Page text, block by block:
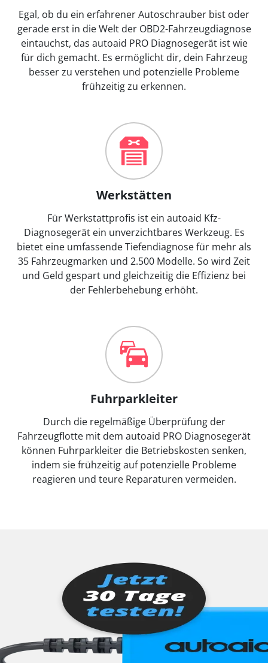
Egal, ob du ein erfahrener Autoschrauber bist oder
gerade erst in die Welt der OBD2-Fahrzeugdiagnose
eintauchst, das autoaid PRO Diagnosegerät ist wie
für dich gemacht. Es ermöglicht dir, dein Fahrzeug
besser zu verstehen und potenzielle Probleme
frühzeitig zu erkennen.
Werkstätten
Für Werkstattprofis ist ein autoaid Kfz-
Diagnosegerät ein unverzichtbares Werkzeug. Es
bietet eine umfassende Tiefendiagnose für mehr als
35 Fahrzeugmarken und 2.500 Modelle. So wird Zeit
und Geld gespart und gleichzeitig die Effizienz bei
der Fehlerbehebung erhöht.
Fuhrparkleiter
Durch die regelmäßige Überprüfung der
Fahrzeugflotte mit dem autoaid PRO Diagnosegerät
können Fuhrparkleiter die Betriebskosten senken,
indem sie frühzeitig auf potenzielle Probleme
reagieren und teure Reparaturen vermeiden.